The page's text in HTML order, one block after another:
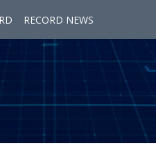
RECORD NEWS